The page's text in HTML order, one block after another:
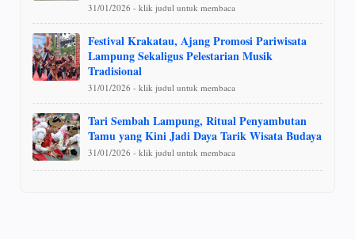
31/01/2026 - klik judul untuk membaca
Festival Krakatau, Ajang Promosi Pariwisata
Lampung Sekaligus Pelestarian Musik
Tradisional
31/01/2026 - klik judul untuk membaca
Tari Sembah Lampung, Ritual Penyambutan
Tamu yang Kini Jadi Daya Tarik Wisata Budaya
31/01/2026 - klik judul untuk membaca